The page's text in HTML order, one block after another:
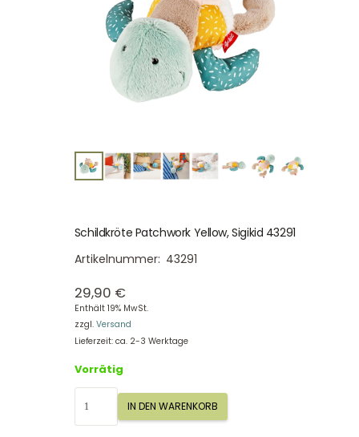
Schildkröte Patchwork Yellow, Sigikid 43291
Artikelnummer: 43291
29,90 €
Enthält 19% MwSt.
zzgl. Versand
Lieferzeit: ca. 2-3 Werktage
Vorrätig
Schildkröte
Patchwork
Yellow,
IN DEN WARENKORB